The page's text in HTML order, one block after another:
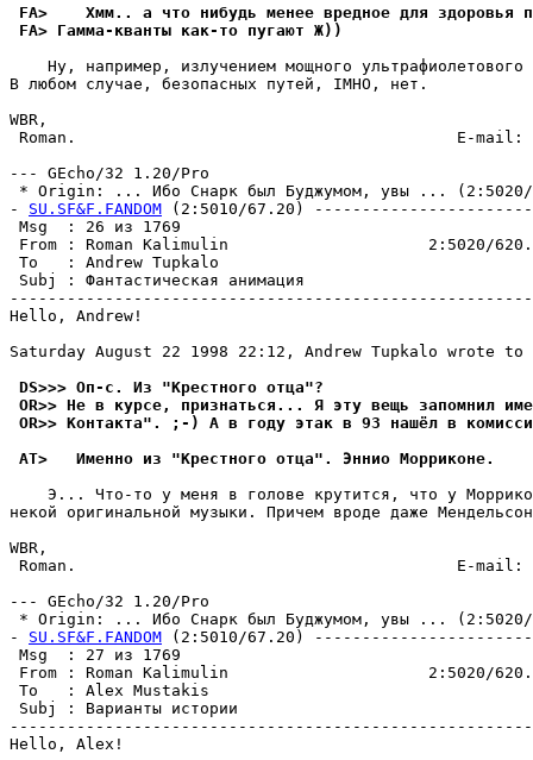
FA>    Хмм.. а что нибудь менее вредное для здоpовья
FA> Гамма-кванты как-то пугают Ж))
Ну, например, излучением мощного ультрафиолетового
В любом случае, безопасных путей, IMHO, нет.
WBR,
Roman.                                        E-mail:
--- GEcho/32 1.20/Pro
* Origin: ... Ибо Снарк был Буджумом, увы ... (2:5020/
- SU.SF&F.FANDOM (2:5010/67.20)
Msg  : 26
From : Roman Kalimulin                     2:5020/
To   : Andrew Tupkalo
Subj :
Hello, Andrew!
Saturday August 22 1998 22:12, Andrew Tupkalo wrote to
DS>>> Оп-с. Из "Крестного отца"?
OR>> Не в курсе, признаться... Я эту вещь запомнил
OR>> Контакта". ;-) А в году этак в 93 нашёл в
AT>   Именно из "Крестного отца". Эннио Морриконе.
Э... Что-то у меня в голове кpутится, что у
некой оригинальной музыки. Причем вроде даже
WBR,
Roman.                                        E-mail:
--- GEcho/32 1.20/Pro
* Origin: ... Ибо Снарк был Буджумом, увы ... (2:5020/
- SU.SF&F.FANDOM (2:5010/67.20)
Msg  : 27
From : Roman Kalimulin                     2:5020/
To   : Alex Mustakis
Subj : Варианты
Hello, Alex!